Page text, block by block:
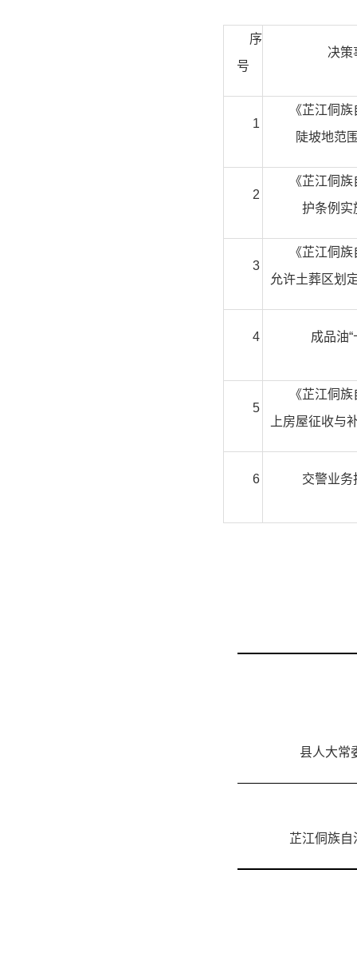
序
号
决策
1
《芷江侗
陡坡地范
2
《芷江侗
护条例实
3
《芷江侗
允许土葬区划
4 成品油
5
《芷江侗
上房屋征收与
6 交警业务
县人大常
芷江侗